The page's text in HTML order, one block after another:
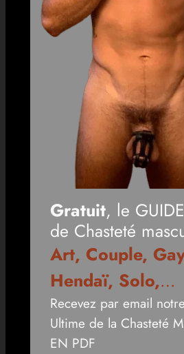
Gratuit, le
de Chasteté
Art, Couple,
Hendaï, Solo,…
Recevez par email
Ultime de la Chasteté
EN PDF